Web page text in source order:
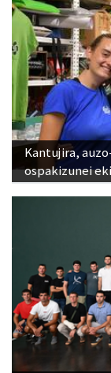
Kantujira,
ospakizunei